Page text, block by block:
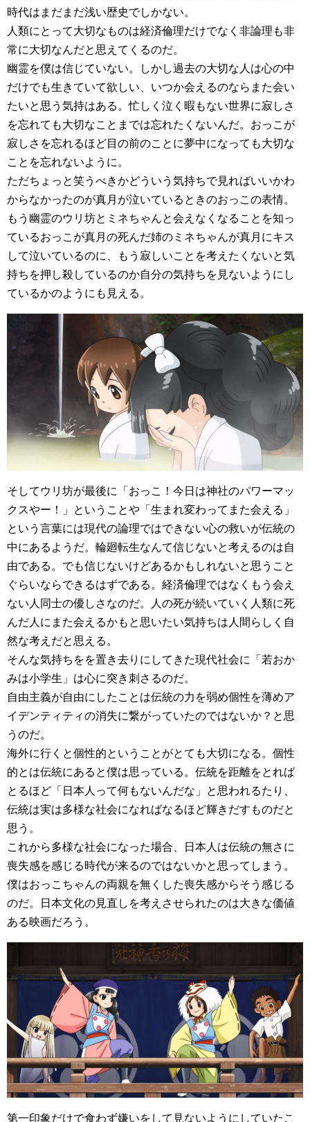
時代はまだまだ浅い歴史でしかない。
人類にとって大切なものは経済倫理だけでなく非論理も非
常に大切なんだと思えてくるのだ。
幽霊を僕は信じていない。しかし過去の大切な人は心の中
だけでも生きていて欲しい、いつか会えるのならまた会い
たいと思う気持はある。忙しく泣く暇もない世界に寂しさ
を忘れても大切なことまでは忘れたくないんだ。おっこが
寂しさを忘れるほど目の前のことに夢中になっても大切な
ことを忘れないように。
ただちょっと笑うべきかどういう気持ちで見ればいいかわ
からなかったのが真月が泣いているときのおっこの表情。
もう幽霊のウリ坊とミネちゃんと会えなくなることを知っ
ているおっこが真月の死んだ姉のミネちゃんが真月にキス
して泣いているのに、もう寂しいことを考えたくないと気
持ちを押し殺しているのか自分の気持ちを見ないようにし
ているかのようにも見える。
そしてウリ坊が最後に「おっこ！今日は神社のパワーマッ
クスやー！」ということや「生まれ変わってまた会える」
という言葉には現代の論理ではできない心の救いが伝統の
中にあるようだ。輪廻転生なんて信じないと考えるのは自
由である。でも信じないけどあるかもしれないと思うこと
ぐらいならできるはずである。経済倫理ではなくもう会え
ない人同士の優しさなのだ。人の死が続いていく人類に死
んだ人にまた会えるかもと思いたい気持ちは人間らしく自
然な考えだと思える。
そんな気持ちをを置き去りにしてきた現代社会に「若おか
みは小学生」は心に突き刺さるのだ。
自由主義が自由にしたことは伝統の力を弱め個性を薄めア
イデンティティの消失に繋がっていたのではないか？と思
うのだ。
海外に行くと個性的ということがとても大切になる。個性
的とは伝統にあると僕は思っている。伝統を距離をとれば
とるほど「日本人って何もないんだな」と思われるたり、
伝統は実は多様な社会になればなるほど輝きだすものだと
思う。
これから多様な社会になった場合、日本人は伝統の無さに
喪失感を感じる時代が来るのではないかと思ってしまう。
僕はおっこちゃんの両親を無くした喪失感からそう感じる
のだ。日本文化の見直しを考えさせられたのは大きな価値
ある映画だろう。
第一印象だけで食わず嫌いをして見ないようにしていたこ